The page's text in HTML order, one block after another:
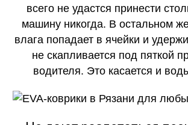
всего не удастся принести
машину никогда. В остальном
влага попадает в ячейки и
не скапливается под пяткой
водителя. Это касается и